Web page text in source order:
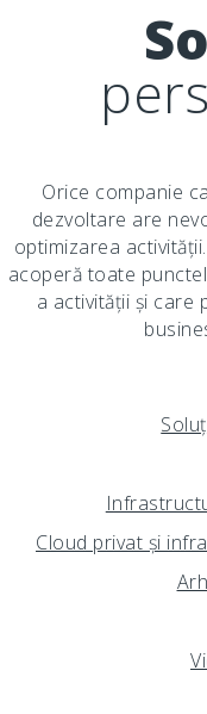
Orice companie
dezvoltare are
optimizarea
acoperă toate
a activității și care
Cloud privat și